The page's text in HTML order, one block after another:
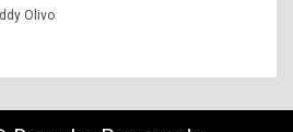
Olivo